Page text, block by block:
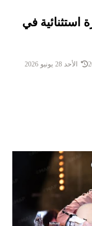
في
الأحد 28 يونيو 2026